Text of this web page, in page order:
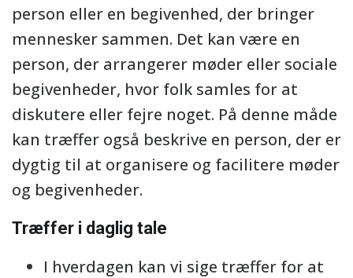
person eller en begivenhed, der bringer
mennesker sammen. Det kan være en
person, der arrangerer møder eller sociale
begivenheder, hvor folk samles for at
diskutere eller fejre noget. På denne måde
kan træffer også beskrive en person, der er
dygtig til at organisere og facilitere møder
og begivenheder.
Træffer i daglig tale
I hverdagen kan vi sige træffer for at